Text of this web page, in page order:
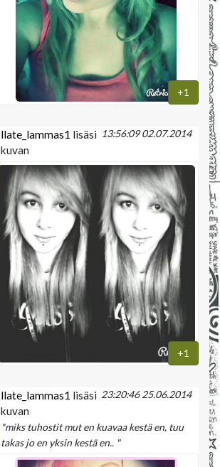
+1
13:56:09 02.07.2014
llate_lammas1 lisäsi
kuvan
+1
23:20:46 25.06.2014
llate_lammas1 lisäsi
kuvan
"miks tuhostit mut en kuavaa kestä en, tuu
takas jo en yksin kestä en.. "